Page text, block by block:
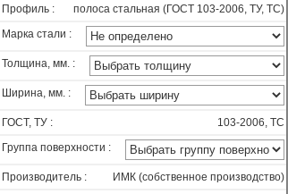
Профиль :
полоса стальная (ГОСТ 103-2006, ТУ, ТС)
Марка стали :
Толщина, мм. :
Ширина, мм. :
ГОСТ, ТУ :
103-2006, ТС
Группа поверхности :
Производитель :
ИМК (собственное производство)